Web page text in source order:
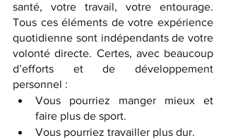
santé, votre travail, votre entourage.
Tous ces éléments de votre expérience
quotidienne sont indépendants de votre
volonté directe. Certes, avec beaucoup
d’efforts et de développement
personnel :
Vous pourriez manger mieux et
faire plus de sport.
Vous pourriez travailler plus dur.